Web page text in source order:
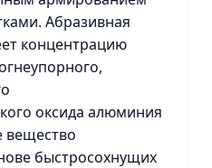
Абразивная
концентрацию
оксида алюминия
вещество
быстросохнущих